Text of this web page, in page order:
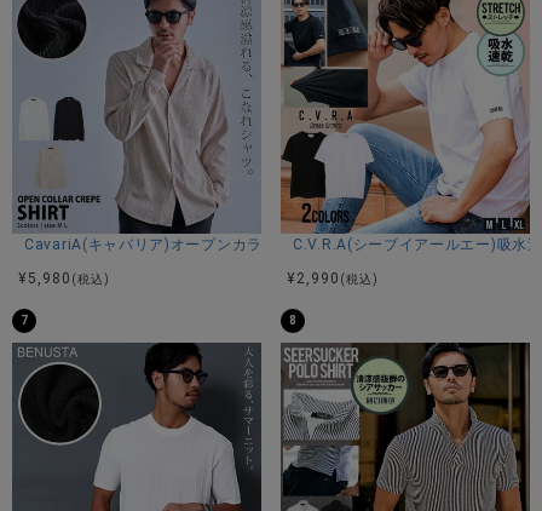
めた。
その高い品質を認められたチャンピオンは、アンダーウェア
としてスウェットのオーダーを受けるようになる。
このスウェットシャツが後に米軍の訓練用ウェアや大学のア
スレチックウェアとして注目され、さらにブックストア(大学
生協)を通してタウンウェアとして一般の学生へと広がってい
やがてプロスポーツの世界へも。
誕生して100年以上。いまでも進化を続けているアメリカンス
ポーツカジュアルブランド。
いつの時代も品質にこだわり、より良いものづくりに挑戦し
機能的なデザイン・耐久性・素材・縫製といったひとつひと
つのディテールにこだわる クラフトマンシップは現在も脈々
と受け継がれ、日本でも「ザ・キング・オブ・スウェットシ
ャツ」として親しまれ、多くのファンに愛用される。
※モデル画像は照明などの影響により実際の商品と異なる場合
がございます。
CavariA(キャバリア)オープンカラー楊柳シャツ/全3色
¥ 5,980 (税込)
C.V.R.A(シーブイアールエー)吸水
¥ 2,990 (税込)
7 8